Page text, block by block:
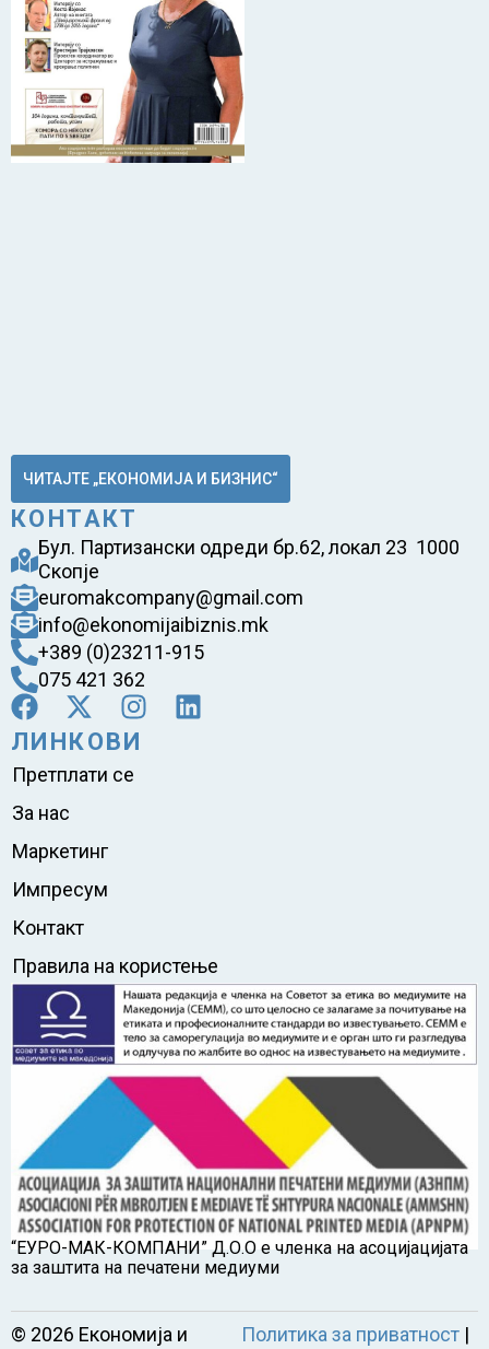
ЧИТАЈТЕ „ЕКОНОМИЈА И БИЗНИС“
КОНТАКТ
Бул. Партизански одреди бр.62, локал 23 1000
Скопје
euromakcompany@gmail.com
info@ekonomijaibiznis.mk
+389 (0)23211-915
075 421 362
ЛИНКОВИ
Претплати се
За нас
Маркетинг
Импресум
Контакт
Правила на користење
“ЕУРО-МАК-КОМПАНИ” Д.О.О е членка на асоцијацијата
за заштита на печатени медиуми
© 2026 Економија и
Политика за приватност|